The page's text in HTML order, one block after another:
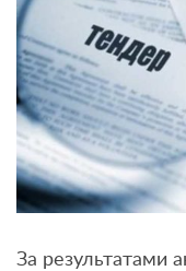
За результатами